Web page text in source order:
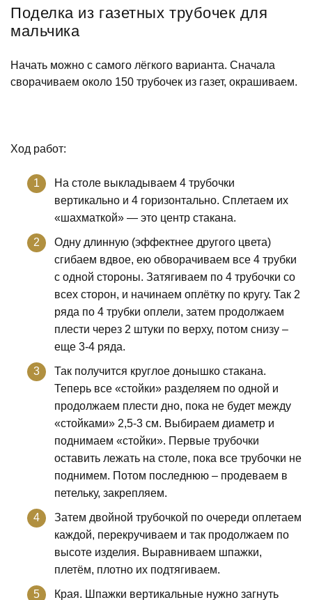
Поделка из газетных трубочек для
мальчика
Начать можно с самого лёгкого варианта. Сначала
сворачиваем около 150 трубочек из газет, окрашиваем.
Ход работ:
На столе выкладываем 4 трубочки
вертикально и 4 горизонтально. Сплетаем их
«шахматкой» — это центр стакана.
Одну длинную (эффектнее другого цвета)
сгибаем вдвое, ею обворачиваем все 4 трубки
с одной стороны. Затягиваем по 4 трубочки со
всех сторон, и начинаем оплётку по кругу. Так 2
ряда по 4 трубки оплели, затем продолжаем
плести через 2 штуки по верху, потом снизу –
еще 3-4 ряда.
Так получится круглое донышко стакана.
Теперь все «стойки» разделяем по одной и
продолжаем плести дно, пока не будет между
«стойками» 2,5-3 см. Выбираем диаметр и
поднимаем «стойки». Первые трубочки
оставить лежать на столе, пока все трубочки не
поднимем. Потом последнюю – продеваем в
петельку, закрепляем.
Затем двойной трубочкой по очереди оплетаем
каждой, перекручиваем и так продолжаем по
высоте изделия. Выравниваем шпажки,
плетём, плотно их подтягиваем.
Края. Шпажки вертикальные нужно загнуть